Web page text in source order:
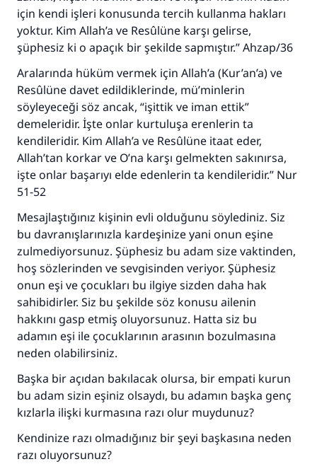
için kendi işleri konusunda tercih kullanma hakları
yoktur. Kim Allah’a ve Resûlüne karşı gelirse,
şüphesiz ki o apaçık bir şekilde sapmıştır.” Ahzap/36
Aralarında hüküm vermek için Allah’a (Kur’an’a) ve
Resûlüne davet edildiklerinde, mü’minlerin
söyleyeceği söz ancak, “işittik ve iman ettik”
demeleridir. İşte onlar kurtuluşa erenlerin ta
kendileridir. Kim Allah’a ve Resûlüne itaat eder,
Allah’tan korkar ve O’na karşı gelmekten sakınırsa,
işte onlar başarıyı elde edenlerin ta kendileridir.” Nur
51-52
Mesajlaştığınız kişinin evli olduğunu söylediniz. Siz
bu davranışlarınızla kardeşinize yani onun eşine
zulmediyorsunuz. Şüphesiz bu adam size vaktinden,
hoş sözlerinden ve sevgisinden veriyor. Şüphesiz
onun eşi ve çocukları bu ilgiye sizden daha hak
sahibidirler. Siz bu şekilde söz konusu ailenin
hakkını gasp etmiş oluyorsunuz. Hatta siz bu
adamın eşi ile çocuklarının arasının bozulmasına
neden olabilirsiniz.
Başka bir açıdan bakılacak olursa, bir empati kurun
bu adam sizin eşiniz olsaydı, bu adamın başka genç
kızlarla ilişki kurmasına razı olur muydunuz?
Kendinize razı olmadığınız bir şeyi başkasına neden
razı oluyorsunuz?
Şimdi katkı yapın!